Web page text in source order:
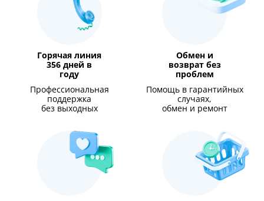
Горячая линия
356 дней в
году
Профессиональная
поддержка
без выходных
Обмен и
возврат без
проблем
Помощь в гарантийных
случаях,
обмен и ремонт